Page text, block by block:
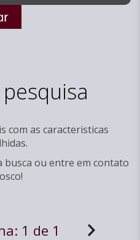
com as caracteristicas
busca ou entre em contato
1 de 1